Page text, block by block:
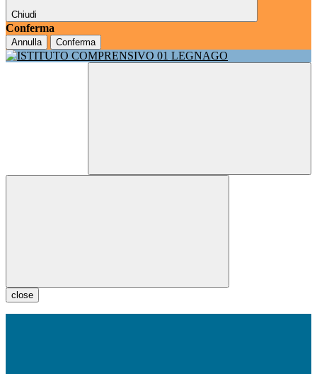
Chiudi
Conferma
Annulla Conferma
close